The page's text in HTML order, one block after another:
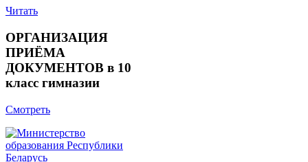
Читать
ОРГАНИЗАЦИЯ
ПРИЁМА
ДОКУМЕНТОВ в 10
класс гимназии
Смотреть